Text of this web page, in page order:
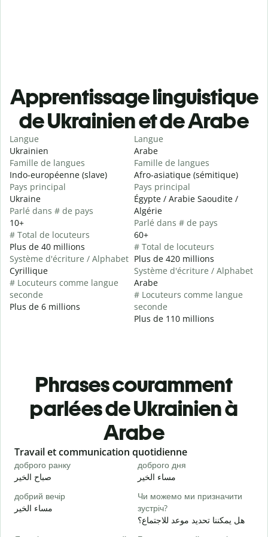
Apprentissage linguistique
de Ukrainien et de Arabe
Langue
Ukrainien
Famille de langues
Indo-européenne (slave)
Pays principal
Ukraine
Parlé dans # de pays
10+
# Total de locuteurs
Plus de 40 millions
Système d'écriture / Alphabet
Cyrillique
# Locuteurs comme langue
seconde
Plus de 6 millions
Langue
Arabe
Famille de langues
Afro-asiatique (sémitique)
Pays principal
Égypte / Arabie Saoudite /
Algérie
Parlé dans # de pays
60+
# Total de locuteurs
Plus de 420 millions
Système d'écriture / Alphabet
Arabe
# Locuteurs comme langue
seconde
Plus de 110 millions
Phrases couramment
parlées de Ukrainien à
Arabe
Slide 1 of 6
Travail et communication quotidienne
доброго ранку
صباح الخير
доброго дня
مساء الخير
добрий вечір
مساء الخير
Чи можемо ми призначити
зустріч?
هل يمكننا تحديد موعد للاجتماع؟